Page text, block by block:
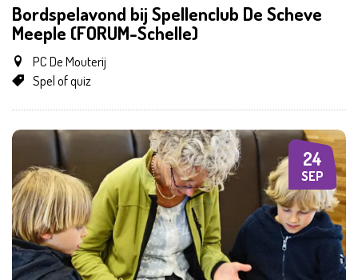
Bordspelavond bij Spellenclub De Scheve
Meeple (FORUM-Schelle)
PC De Mouterij
Spel of quiz
DO24
SEP